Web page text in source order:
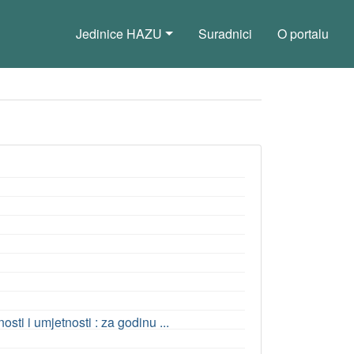
Jedinice HAZU Suradnici O portalu
i umjetnosti : za godinu ...